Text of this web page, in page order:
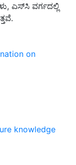
on
knowledge
ಎಸ್‌ಸಿ ವರ್ಗದಲ್ಲಿ